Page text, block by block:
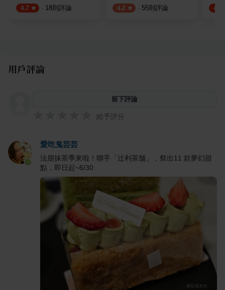
4.7 · 18則評論 4.2 · 55則評論 4.5
用戶評論
留下評論
給予評分
愛吃鬼芸芸
法朋抹茶季來啦！聯手「辻利茶舗」，祭出11 款夢幻甜
點，即日起~6/30